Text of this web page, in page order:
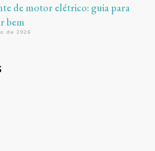
de motor elétrico: guia para
bem
de 2026